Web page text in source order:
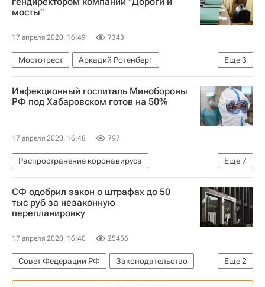
мосты"
17 апреля 2020, 16:49 7343
Еще3
Мостотрест
Аркадий Ротенберг
Фонд "Петербургский международный экономический форум" (фонд)
Владимир Власов
ВЭБ.РФ (ВЭБ)
Инфекционный госпиталь Минобороны
РФ под Хабаровском готов на 50%
17 апреля 2020, 16:48 797
Еще7
Распространение коронавируса
Владимир Путин
Министерство обороны РФ (Минобороны РФ)
Дальний Восток
Больницы
Коронавирус COVID-19
Коронавирус в России
СФ одобрил закон о штрафах до 50
тыс руб за незаконную
перепланировку
17 апреля 2020, 16:40 25456
Еще2
Совет Федерации РФ
Законодательство
Жилье
Ремонт